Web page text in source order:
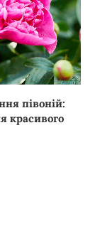
півоній:
красивого